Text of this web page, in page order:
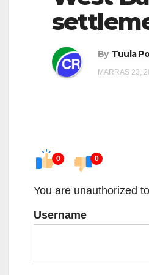
By Tuula
MARRAS 23,
0 0
You are unauthorized
Username